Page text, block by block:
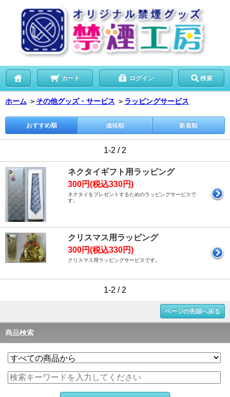
カート ログイン 検索
ホーム ＞ その他グッズ・サービス ＞ ラッピングサービス
おすすめ順 価格順 新着順
1-2 / 2
ネクタイギフト用ラッピング
300円(税込330円)
ネクタイをプレゼントするためのラッピングサービスで
す。
クリスマス用ラッピング
300円(税込330円)
クリスマス用ラッピングサービスです。
1-2 / 2
ページの先頭へ戻る
商品検索